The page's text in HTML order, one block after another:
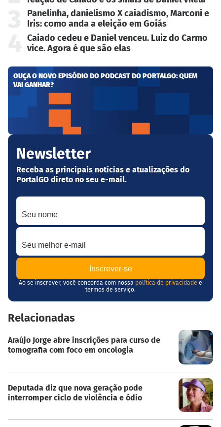
Panelinha, danielismo X caiadismo, Marconi e
Iris: como anda a eleição em Goiás
Caiado cedeu e Daniel venceu. Luiz do Carmo
vice. Agora é que são elas
OUÇA O NOVO EPISÓDIO DO PODCAST DO PORTALGO: QUEM
VAI GANHAR?
Newsletter
Receba as principais notícias e atualizações do
PortalGO direto no seu e-mail.
Seu nome
Seu melhor e-mail
Ao se inscrever, você concorda com nossa política de privacidade e
termos de serviço.
Relacionadas
Araújo Jorge abre inscrições para curso de
tomografia com foco em oncologia
Deputada diz que nova geração pode
interromper ciclo de violência e ódio